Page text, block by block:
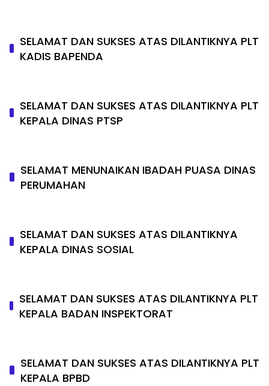
SELAMAT DAN SUKSES ATAS DILANTIKNYA PLT
KADIS BAPENDA
SELAMAT DAN SUKSES ATAS DILANTIKNYA PLT
KEPALA DINAS PTSP
SELAMAT MENUNAIKAN IBADAH PUASA DINAS
PERUMAHAN
SELAMAT DAN SUKSES ATAS DILANTIKNYA
KEPALA DINAS SOSIAL
SELAMAT DAN SUKSES ATAS DILANTIKNYA PLT
KEPALA BADAN INSPEKTORAT
SELAMAT DAN SUKSES ATAS DILANTIKNYA PLT
KEPALA BPBD